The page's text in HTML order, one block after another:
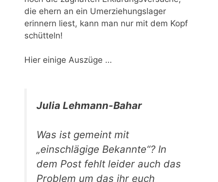
die ehern an ein Umerziehungslager
erinnern liest, kann man nur mit dem Kopf
schütteln!
Hier einige Auszüge …
Julia Lehmann-Bahar
Was ist gemeint mit
„einschlägige Bekannte“? In
dem Post fehlt leider auch das
Problem um das ihr euch